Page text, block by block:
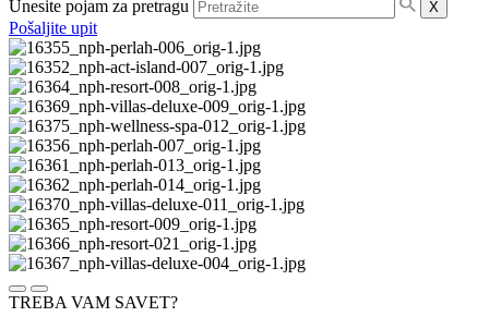
Unesite pojam za pretragu X
Pošaljite upit
TREBA VAM SAVET?